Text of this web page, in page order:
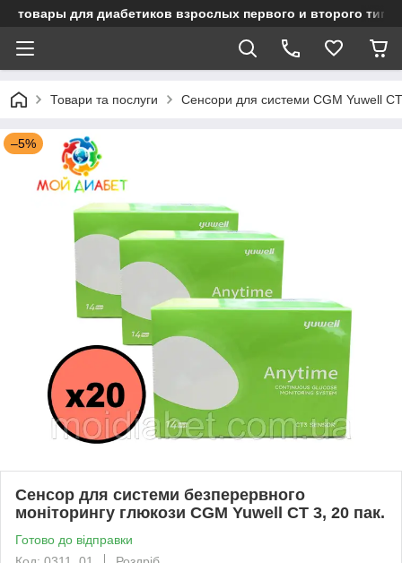
товары для диабетиков взрослых первого и второго типа
Товари та послуги Сенсори для системи CGM Yuwell
–5%
Сенсор для системи безперервного
моніторингу глюкози CGM Yuwell CT 3, 20 пак.
Готово до відправки